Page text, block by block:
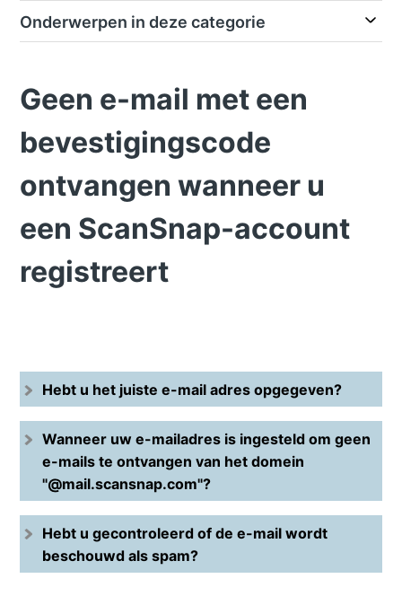
Onderwerpen in deze categorie
Geen e-mail met een
bevestigingscode
ontvangen wanneer u
een ScanSnap-account
registreert
Hebt u het juiste e-mail adres opgegeven?
Wanneer uw e-mailadres is ingesteld om geen
e-mails te ontvangen van het domein
"@mail.scansnap.com"?
Hebt u gecontroleerd of de e-mail wordt
beschouwd als spam?